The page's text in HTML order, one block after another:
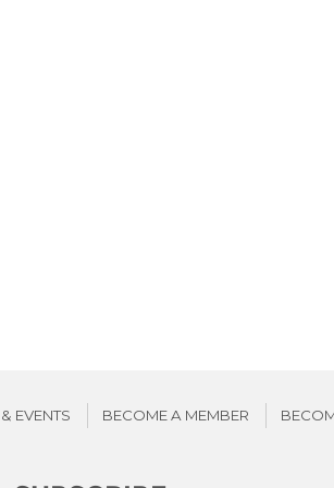
EVENTS BECOME A MEMBER